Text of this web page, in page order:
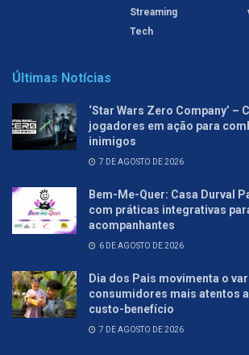
Streaming
Tech
Últimas Notícias
‘Star Wars Zero Company’ –
jogadores em ação para
inimigos
7 DE AGOSTO DE 2026
Bem-Me-Quer: Casa Durval
com práticas integrativas
acompanhantes
6 DE AGOSTO DE 2026
Dia dos Pais movimenta o
consumidores mais atentos
custo-benefício
7 DE AGOSTO DE 2026